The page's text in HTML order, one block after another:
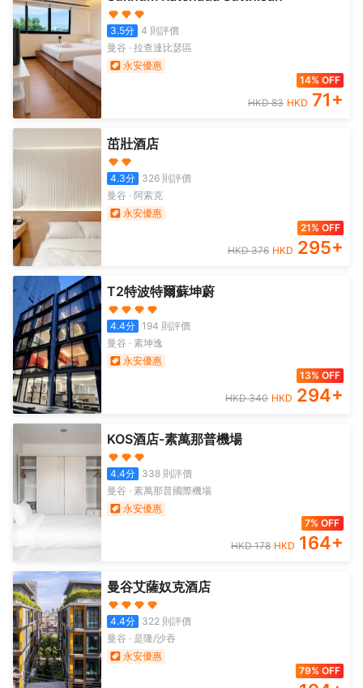
3.5分 4 則評價
曼谷 · 拉查達比瑟區
永安優惠
14% OFF
HKD83 HKD 71+
茁壯酒店
4.3分 326則評價
曼谷 · 阿索克
永安優惠
21% OFF
HKD376 HKD 295+
T2特波特爾蘇坤蔚
4.4分 194 則評價
曼谷 · 素坤逸
永安優惠
13% OFF
HKD340 HKD 294+
KOS酒店-素萬那普機場
4.4分 338則評價
曼谷 · 素萬那普國際機場
永安優惠
7% OFF
HKD178 HKD 164+
曼谷艾薩奴克酒店
4.4分 322 則評價
曼谷 · 是隆/沙吞
永安優惠
79% OFF